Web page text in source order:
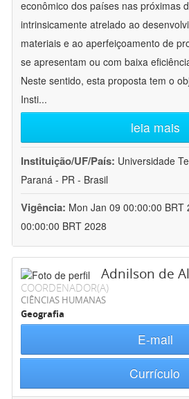
econômico dos países nas próximas
intrinsicamente atrelado ao
materiais e ao aperfeiçoamento de
se apresentam ou com baixa
Neste sentido, esta proposta tem o
Insti...
leia mais
Instituição/UF/País: Universidade
Paraná - PR - Brasil
Vigência: Mon Jan 09 00:00:00 BRT
00:00:00 BRT 2028
Adnilson de
COORDENADOR(A)
CIÊNCIAS HUMANAS
Geografia
E-mail
Currículo